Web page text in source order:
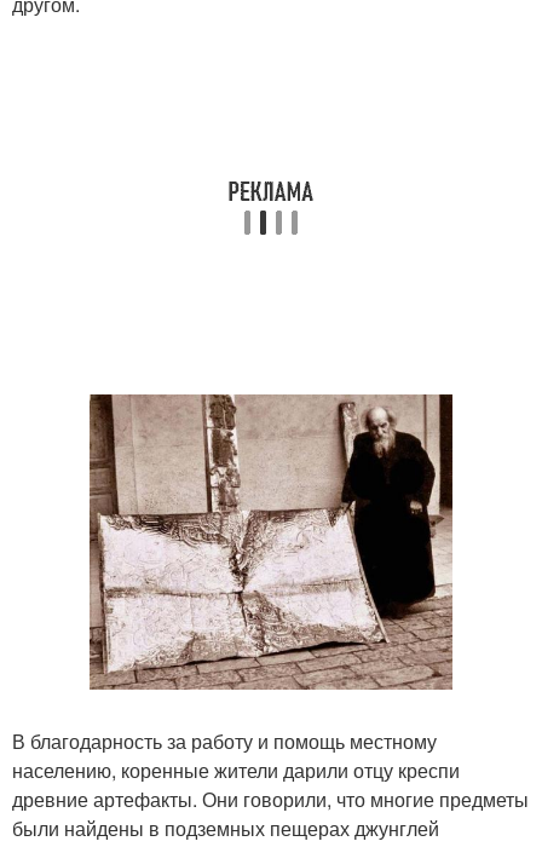
В благодарность за работу и помощь местному
населению, коренные жители дарили отцу креспи
древние артефакты. Они говорили, что многие предметы
были найдены в подземных пещерах джунглей